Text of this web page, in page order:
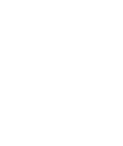
без
требуется
формат